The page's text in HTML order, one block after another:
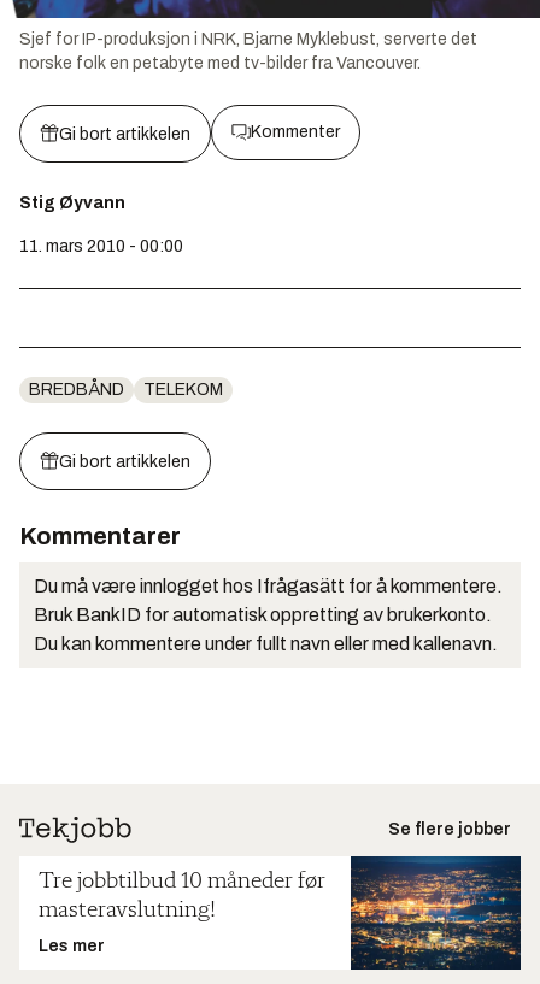
Sjef for IP-produksjon i NRK, Bjarne Myklebust, serverte det
norske folk en petabyte med tv-bilder fra Vancouver.
Gi bort artikkelen Kommenter
Stig Øyvann
11. mars 2010 - 00:00
BREDBÅND TELEKOM
Gi bort artikkelen
Kommentarer
Du må være innlogget hos Ifrågasätt for å kommentere.
Bruk BankID for automatisk oppretting av brukerkonto.
Du kan kommentere under fullt navn eller med kallenavn.
Se flere jobber
Tre jobbtilbud 10 måneder før
masteravslutning!
Les mer